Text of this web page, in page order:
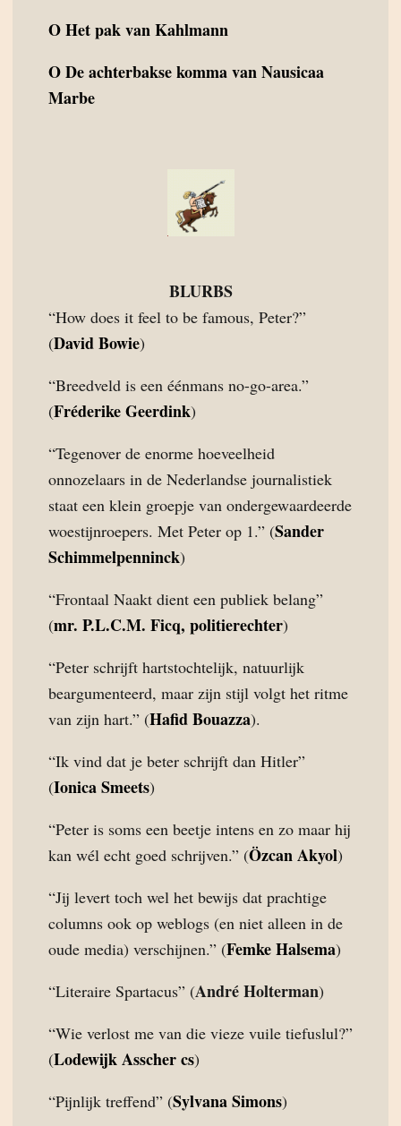
OHet pak van Kahlmann
ODe achterbakse komma van Nausicaa
Marbe
BLURBS
“How does it feel to be famous, Peter?”
(David Bowie)
“Breedveld is een éénmans no-go-area.”
(Fréderike Geerdink)
“Tegenover de enorme hoeveelheid
onnozelaars in de Nederlandse journalistiek
staat een klein groepje van ondergewaardeerde
woestijnroepers. Met Peter op 1.” (Sander
Schimmelpenninck)
“Frontaal Naakt dient een publiek belang”
(mr. P.L.C.M. Ficq, politierechter)
“Peter schrijft hartstochtelijk, natuurlijk
beargumenteerd, maar zijn stijl volgt het ritme
van zijn hart.” (Hafid Bouazza).
“Ik vind dat je beter schrijft dan Hitler”
(Ionica Smeets)
“Peter is soms een beetje intens en zo maar hij
kan wél echt goed schrijven.” (Özcan Akyol)
“Jij levert toch wel het bewijs dat prachtige
columns ook op weblogs (en niet alleen in de
oude media) verschijnen.” (Femke Halsema)
“Literaire Spartacus” (André Holterman)
“Wie verlost me van die vieze vuile tiefuslul?”
(Lodewijk Asscher cs)
“Pijnlijk treffend” (Sylvana Simons)